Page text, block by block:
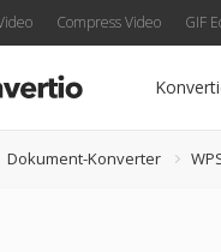
Compress Video GIF
Dokument-Konverter